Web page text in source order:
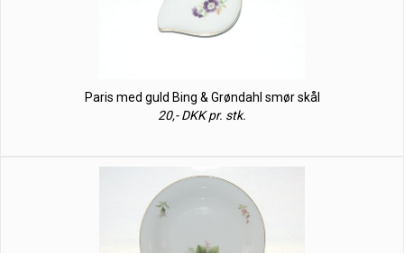
Paris med guld Bing & Grøndahl smør skål
20,- DKK pr. stk.